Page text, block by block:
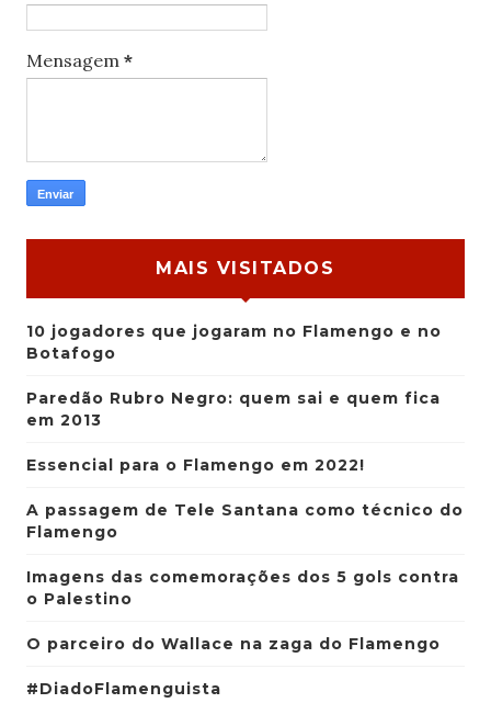
Mensagem *
MAIS VISITADOS
10 jogadores que jogaram no Flamengo e no
Botafogo
Paredão Rubro Negro: quem sai e quem fica
em 2013
Essencial para o Flamengo em 2022!
A passagem de Tele Santana como técnico do
Flamengo
Imagens das comemorações dos 5 gols contra
o Palestino
O parceiro do Wallace na zaga do Flamengo
#DiadoFlamenguista